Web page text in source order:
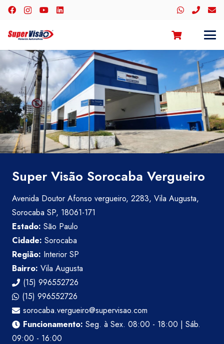
Super Visão Sorocaba Vergueiro
Avenida Doutor Afonso vergueiro, 2283, Vila Augusta,
Sorocaba SP, 18061-171
Estado: São Paulo
Cidade: Sorocaba
Região: Interior SP
Bairro: Vila Augusta
(15) 996552726
(15) 996552726
sorocaba.vergueiro@supervisao.com
Funcionamento:Seg. à Sex. 08:00 - 18:00 | Sáb.
09:00 - 16:00